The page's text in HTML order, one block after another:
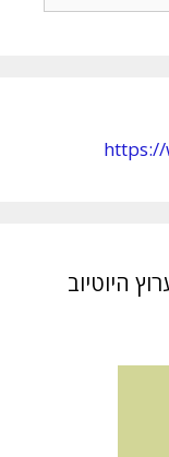
היוטיוב